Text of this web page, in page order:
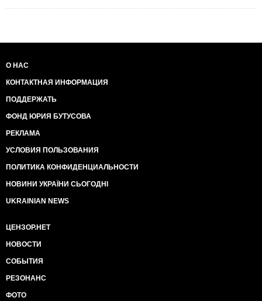
О НАС
КОНТАКТНАЯ ИНФОРМАЦИЯ
ПОДДЕРЖАТЬ
ФОНД ЮРИЯ БУТУСОВА
РЕКЛАМА
УСЛОВИЯ ПОЛЬЗОВАНИЯ
ПОЛИТИКА КОНФИДЕНЦИАЛЬНОСТИ
НОВИНИ УКРАЇНИ СЬОГОДНІ
UKRAINIAN NEWS
ЦЕНЗОР.НЕТ
НОВОСТИ
СОБЫТИЯ
РЕЗОНАНС
ФОТО